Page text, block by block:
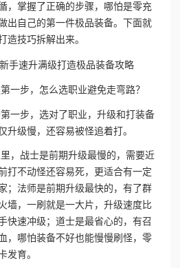
，掌握了正确的步骤，哪怕是零充
出自己的第一件极品装备。下面就
造技巧拆解出来。
一步，怎么选职业避免走弯路？
一步，选对了职业，升级和打装备
升级慢，还容易被怪追着打。
，战士是前期升级最慢的，需要近
打不动怪还容易死，更适合有一定
；法师是前期升级最快的，有了群
墙，一刷就是一大片，升级速度比
快速冲级；道士是最省心的，有召
，哪怕装备不好也能慢慢刷怪，零
发育。